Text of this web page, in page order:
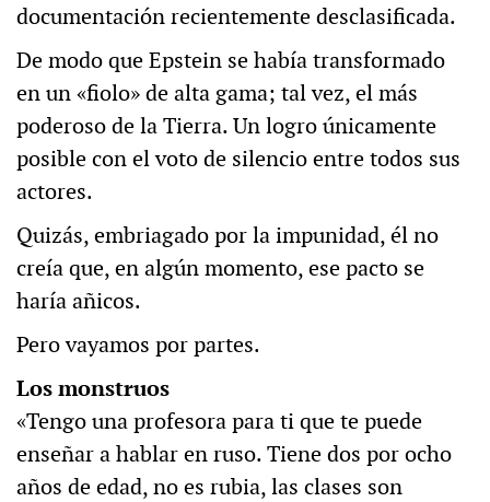
documentación recientemente desclasificada.
De modo que Epstein se había transformado
en un «fiolo» de alta gama; tal vez, el más
poderoso de la Tierra. Un logro únicamente
posible con el voto de silencio entre todos sus
actores.
Quizás, embriagado por la impunidad, él no
creía que, en algún momento, ese pacto se
haría añicos.
Pero vayamos por partes.
Los monstruos
«Tengo una profesora para ti que te puede
enseñar a hablar en ruso. Tiene dos por ocho
años de edad, no es rubia, las clases son